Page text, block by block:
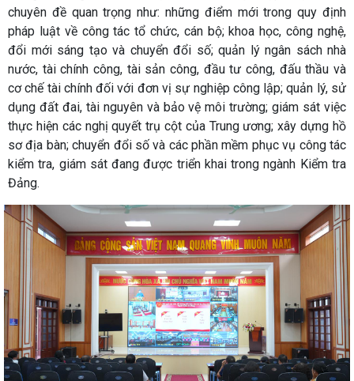
chuyên đề quan trọng như: những điểm mới trong quy định
pháp luật về công tác tổ chức, cán bộ; khoa học, công nghệ,
đổi mới sáng tạo và chuyển đổi số; quản lý ngân sách nhà
nước, tài chính công, tài sản công, đầu tư công, đấu thầu và
cơ chế tài chính đối với đơn vị sự nghiệp công lập; quản lý, sử
dụng đất đai, tài nguyên và bảo vệ môi trường; giám sát việc
thực hiện các nghị quyết trụ cột của Trung ương; xây dựng hồ
sơ địa bàn; chuyển đổi số và các phần mềm phục vụ công tác
kiểm tra, giám sát đang được triển khai trong ngành Kiểm tra
Đảng.